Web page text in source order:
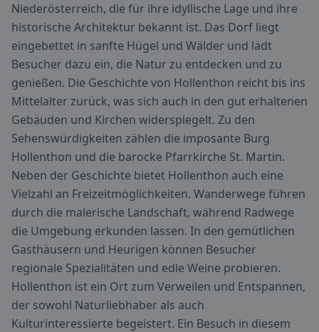
Niederösterreich, die für ihre idyllische Lage und ihre
historische Architektur bekannt ist. Das Dorf liegt
eingebettet in sanfte Hügel und Wälder und lädt
Besucher dazu ein, die Natur zu entdecken und zu
genießen. Die Geschichte von Hollenthon reicht bis ins
Mittelalter zurück, was sich auch in den gut erhaltenen
Gebäuden und Kirchen widerspiegelt. Zu den
Sehenswürdigkeiten zählen die imposante Burg
Hollenthon und die barocke Pfarrkirche St. Martin.
Neben der Geschichte bietet Hollenthon auch eine
Vielzahl an Freizeitmöglichkeiten. Wanderwege führen
durch die malerische Landschaft, während Radwege
die Umgebung erkunden lassen. In den gemütlichen
Gasthäusern und Heurigen können Besucher
regionale Spezialitäten und edle Weine probieren.
Hollenthon ist ein Ort zum Verweilen und Entspannen,
der sowohl Naturliebhaber als auch
Kulturinteressierte begeistert. Ein Besuch in diesem